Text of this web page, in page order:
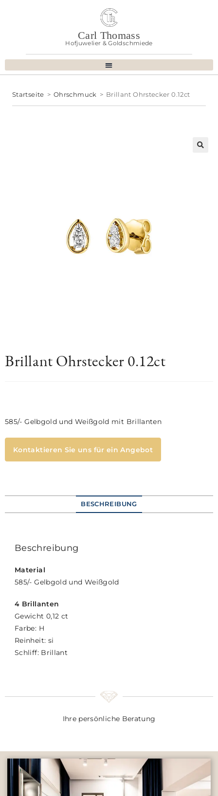
Carl Thomass
Hofjuwelier & Goldschmiede
Startseite > Ohrschmuck > Brillant Ohrstecker 0.12ct
Brillant Ohrstecker 0.12ct
585/- Gelbgold und Weißgold mit Brillanten
Kontaktieren Sie uns für ein Angebot
BESCHREIBUNG
Beschreibung
Material
585/- Gelbgold und Weißgold
4 Brillanten
Gewicht 0,12 ct
Farbe: H
Reinheit: si
Schliff: Brillant
Ihre persönliche Beratung